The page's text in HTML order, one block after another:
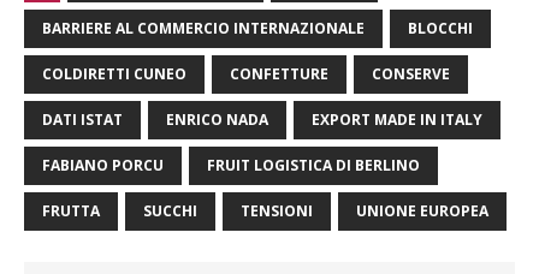
BARRIERE AL COMMERCIO INTERNAZIONALE BLOCCHI
COLDIRETTI CUNEO CONFETTURE CONSERVE
DATI ISTAT ENRICO NADA EXPORT MADE IN ITALY
FABIANO PORCU FRUIT LOGISTICA DI BERLINO
FRUTTA SUCCHI TENSIONI UNIONE EUROPEA